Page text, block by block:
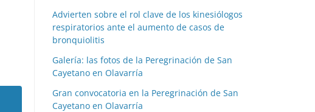
Advierten sobre el rol clave de los kinesiólogos
respiratorios ante el aumento de casos de
bronquiolitis
Galería: las fotos de la Peregrinación de San
Cayetano en Olavarría
Gran convocatoria en la Peregrinación de San
Cayetano en Olavarría